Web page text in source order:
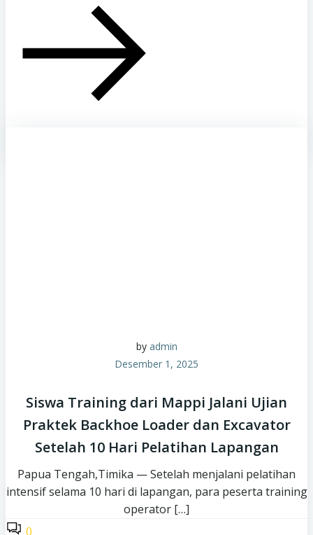
by admin
Desember 1, 2025
Siswa Training dari Mappi Jalani Ujian
Praktek Backhoe Loader dan Excavator
Setelah 10 Hari Pelatihan Lapangan
Papua Tengah,Timika — Setelah menjalani pelatihan
intensif selama 10 hari di lapangan, para peserta training
operator […]
0